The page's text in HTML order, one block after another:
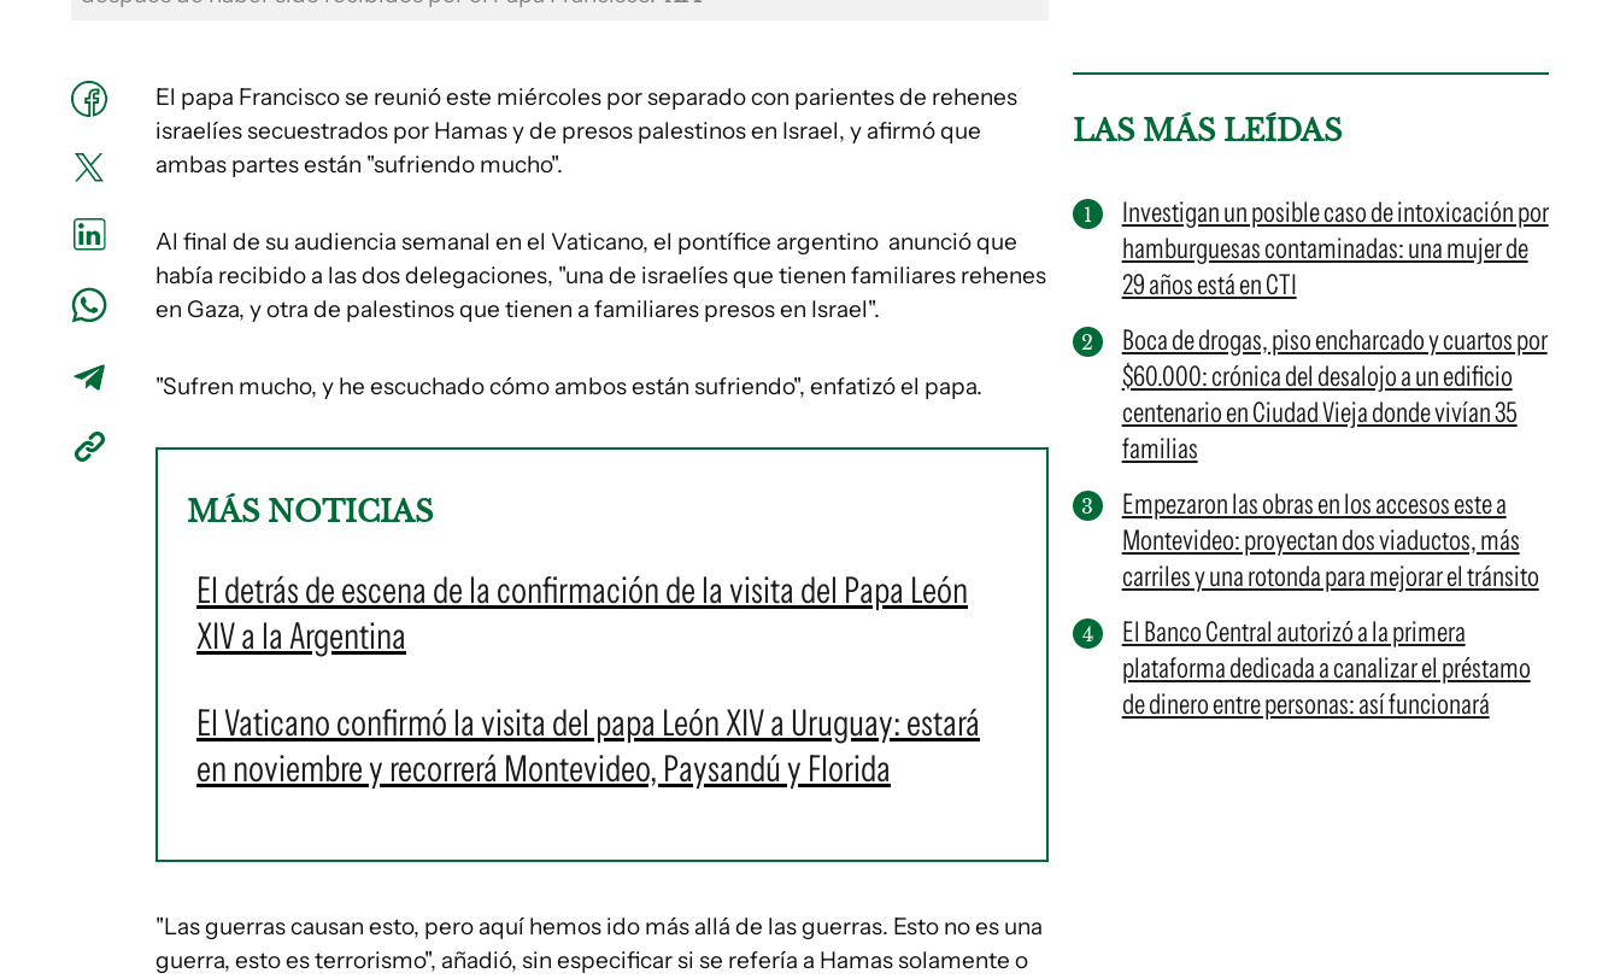
El papa Francisco se reunió este miércoles por separado con parientes de rehenes
israelíes secuestrados por Hamas y de presos palestinos en Israel, y afirmó que
ambas partes están "sufriendo mucho".
Al final de su audiencia semanal en el Vaticano, el pontífice argentino anunció que
había recibido a las dos delegaciones, "una de israelíes que tienen familiares rehenes
en Gaza, y otra de palestinos que tienen a familiares presos en Israel".
"Sufren mucho, y he escuchado cómo ambos están sufriendo", enfatizó el papa.
MÁS NOTICIAS
El detrás de escena de la confirmación de la visita del Papa León
XIV a la Argentina
El Vaticano confirmó la visita del papa León XIV a Uruguay: estará
en noviembre y recorrerá Montevideo, Paysandú y Florida
"Las guerras causan esto, pero aquí hemos ido más allá de las guerras. Esto no es una
guerra, esto es terrorismo", añadió, sin especificar si se refería a Hamas solamente o
LAS MÁS LEÍDAS
Investigan un posible caso de intoxicación por
hamburguesas contaminadas: una mujer de
29 años está en CTI
Boca de drogas, piso encharcado y cuartos por
$60.000: crónica del desalojo a un edificio
centenario en Ciudad Vieja donde vivían 35
familias
Empezaron las obras en los accesos este a
Montevideo: proyectan dos viaductos, más
carriles y una rotonda para mejorar el tránsito
El Banco Central autorizó a la primera
plataforma dedicada a canalizar el préstamo
de dinero entre personas: así funcionará